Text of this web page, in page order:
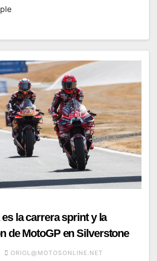
la carrera sprint y la
de MotoGP en Silverstone
ORIOL@MOTOSONLINE.NET